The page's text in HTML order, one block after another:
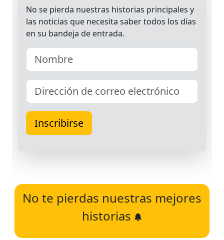
No te pierdas nuestras mejores
historias